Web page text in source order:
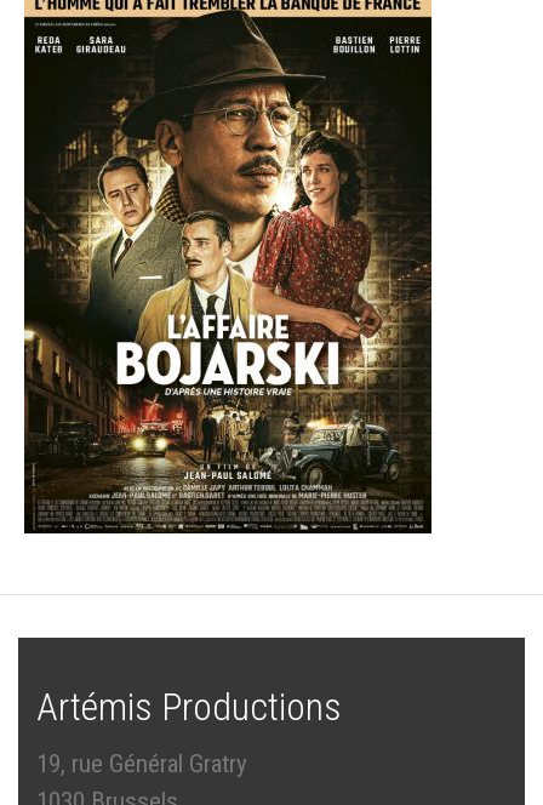
Artémis Productions
19, rue Général Gratry